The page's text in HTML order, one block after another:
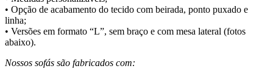
• Opção de acabamento do tecido com beirada, ponto puxado e
linha;
• Versões em formato “L”, sem braço e com mesa lateral (fotos
abaixo).
Nossos sofás são fabricados com: